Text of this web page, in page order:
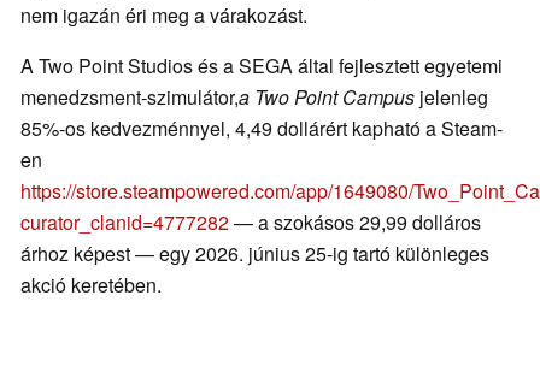
nem igazán éri meg a várakozást.
A Two Point Studios és a SEGA által fejlesztett egyetemi
menedzsment-szimulátor,a Two Point Campus jelenleg
85%-os kedvezménnyel, 4,49 dollárért kapható a Steam-
en
https://store.steampowered.com/app/1649080/
curator_clanid=4777282— a szokásos 29,99 dolláros
árhoz képest — egy 2026. június 25-ig tartó különleges
akció keretében.